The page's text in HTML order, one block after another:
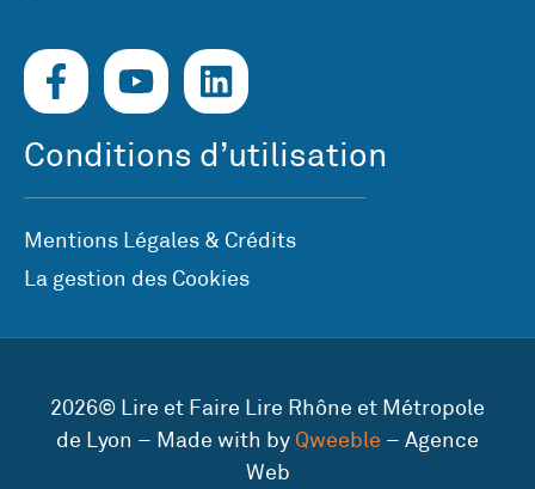
Conditions d’utilisation
Mentions Légales & Crédits
La gestion des Cookies
2026© Lire et Faire Lire Rhône et Métropole
de Lyon – Made with by Qweeble – Agence
Web